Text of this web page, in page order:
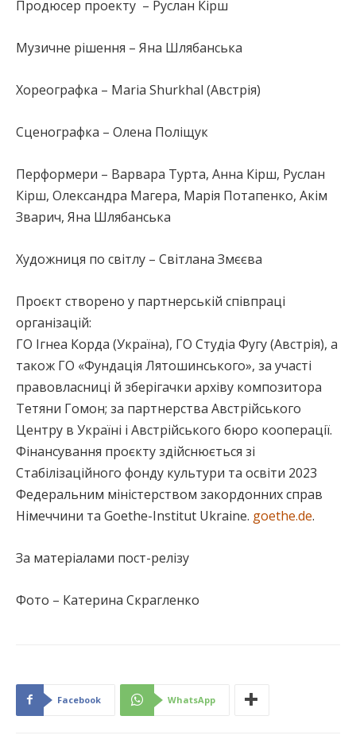
Продюсер проекту – Руслан Кірш
Музичне рішення – Яна Шлябанська
Хореографка – Maria Shurkhal (Австрія)
Сценографка – Олена Поліщук
Перформери – Варвара Турта, Анна Кірш, Руслан
Кірш, Олександра Магера, Марія Потапенко, Акім
Зварич, Яна Шлябанська
Художниця по світлу – Світлана Змєєва
Проєкт створено у партнерській співпраці
організацій:
ГО Ігнеа Корда (Україна), ГО Студіа Фугу (Австрія), а
також ГО «Фундація Лятошинського», за участі
правовласниці й зберігачки архіву композитора
Тетяни Гомон; за партнерства Австрійського
Центру в Україні і Австрійського бюро кооперації.
Фінансування проєкту здійснюється зі
Стабілізаційного фонду культури та освіти 2023
Федеральним міністерством закордонних справ
Німеччини та Goethe-Institut Ukraine. goethe.de.
За матеріалами пост-релізу
Фото – Катерина Скрагленко
Facebook WhatsApp